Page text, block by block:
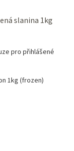
slanina 1kg
pro přihlášené
1kg (frozen)